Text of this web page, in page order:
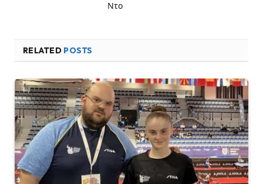
Ντο
RELATED POSTS